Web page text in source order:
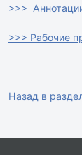
>>>
>>> Рабочие
Назад в